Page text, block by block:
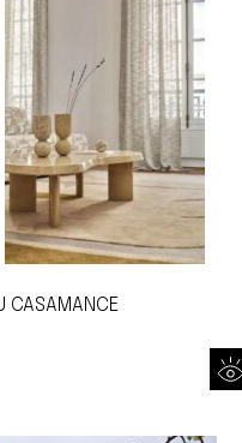
CASAMANCE